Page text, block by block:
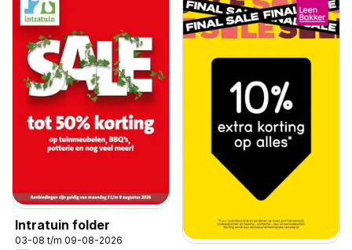
Intratuin folder
03-08 t/m 09-08-2026